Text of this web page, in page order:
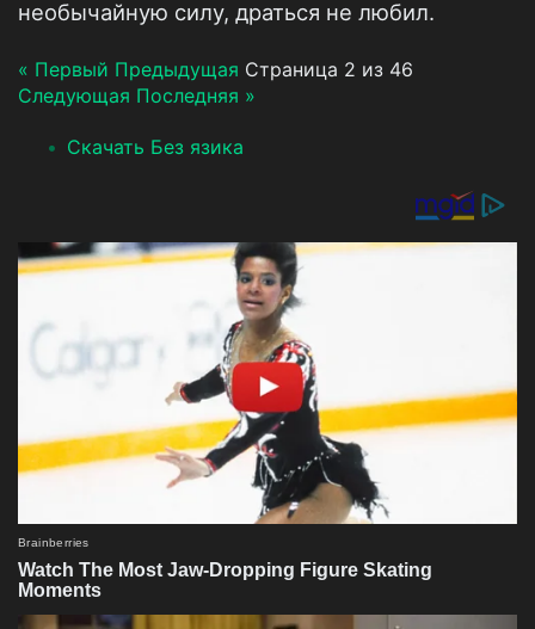
необычайную силу, драться не любил.
« Первый Предыдущая Страница 2 из 46
Следующая Последняя »
Скачать Без язика